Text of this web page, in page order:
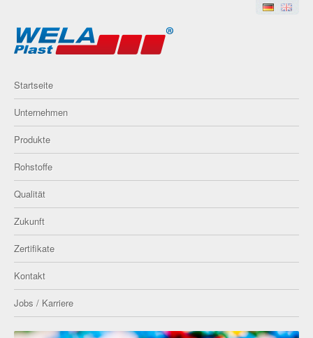
Startseite
Unternehmen
Produkte
Rohstoffe
Qualität
Zukunft
Zertifikate
Kontakt
Jobs / Karriere